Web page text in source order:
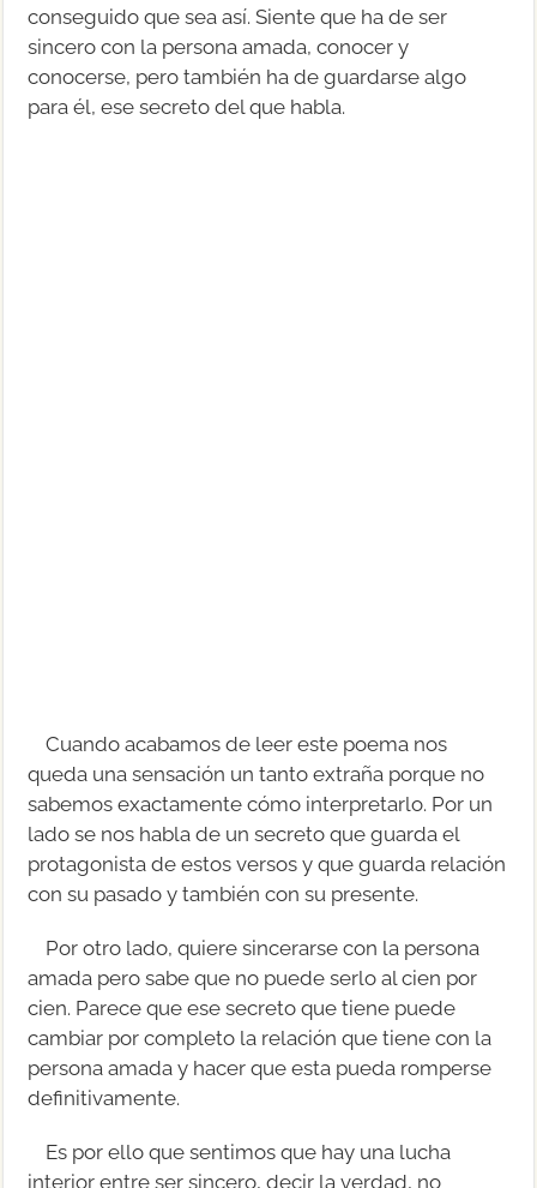
conseguido que sea así. Siente que ha de ser
sincero con la persona amada, conocer y
conocerse, pero también ha de guardarse algo
para él, ese secreto del que habla.
Cuando acabamos de leer este poema nos
queda una sensación un tanto extraña porque no
sabemos exactamente cómo interpretarlo. Por un
lado se nos habla de un secreto que guarda el
protagonista de estos versos y que guarda relación
con su pasado y también con su presente.
Por otro lado, quiere sincerarse con la persona
amada pero sabe que no puede serlo al cien por
cien. Parece que ese secreto que tiene puede
cambiar por completo la relación que tiene con la
persona amada y hacer que esta pueda romperse
definitivamente.
Es por ello que sentimos que hay una lucha
interior entre ser sincero, decir la verdad, no